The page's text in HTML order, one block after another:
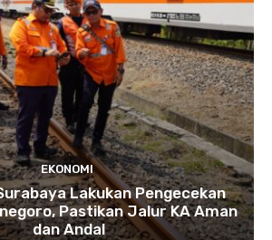
EKONOMI
Lakukan Pengecekan
Pastikan Jalur KA Aman
dan Andal